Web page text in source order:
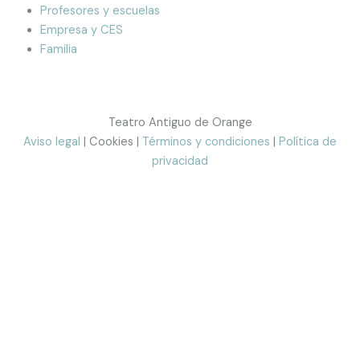
Profesores y escuelas
Empresa y CES
Familia
Teatro Antiguo de Orange
Aviso legal | Cookies | Términos y condiciones | Política de
privacidad